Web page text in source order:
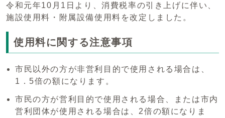
令和元年10月1日より、消費税率の引き上げに伴い、
施設使用料・附属設備使用料を改定しました。
使用料に関する注意事項
市民以外の方が非営利目的で使用される場合は、
1．5倍の額になります。
市民の方が営利目的で使用される場合、または市内
営利団体が使用される場合は、2倍の額になりま